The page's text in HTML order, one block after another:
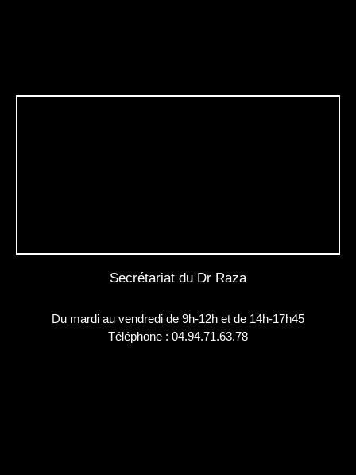
Secrétariat du Dr Raza
Du mardi au vendredi de 9h-12h et de 14h-17h45
Téléphone : 04.94.71.63.78